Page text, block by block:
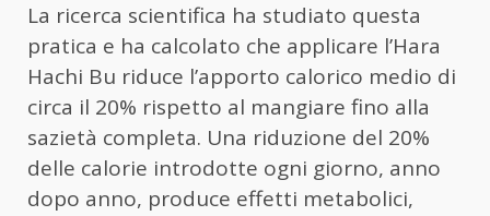
La ricerca scientifica ha studiato questa
pratica e ha calcolato che applicare l’Hara
Hachi Bu riduce l’apporto calorico medio di
circa il 20% rispetto al mangiare fino alla
sazietà completa. Una riduzione del 20%
delle calorie introdotte ogni giorno, anno
dopo anno, produce effetti metabolici,